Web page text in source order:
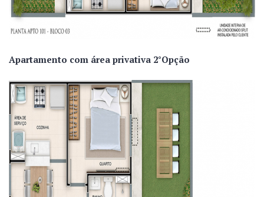
Apartamento com área privativa 2°Opção